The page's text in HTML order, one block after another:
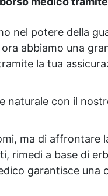
nel potere della
ora abbiamo una
la tua
naturale con il
ma di affrontare
rimedi a base di
garantisce una